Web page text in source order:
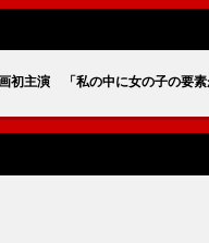
初主演 「私の中に女の子の要素